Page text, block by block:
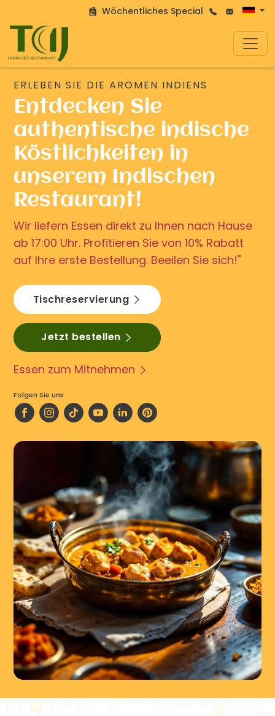
Wöchentliches Special
ERLEBEN SIE DIE AROMEN INDIENS
Entdecken Sie
authentische indische
Köstlichkeiten in
unserem Indischen
Restaurant!
Wir liefern Essen direkt zu Ihnen nach Hause
ab 17:00 Uhr. Profitieren Sie von 10% Rabatt
auf Ihre erste Bestellung. Beeilen Sie sich!"
Tischreservierung
Jetzt bestellen
Essen zum Mitnehmen
Folgen Sie uns